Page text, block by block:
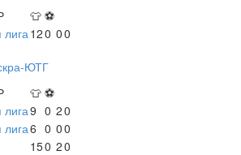
👕 ⚽
120 00
ЮТГ
👕 ⚽
9 0 20
6 0 00
150 20